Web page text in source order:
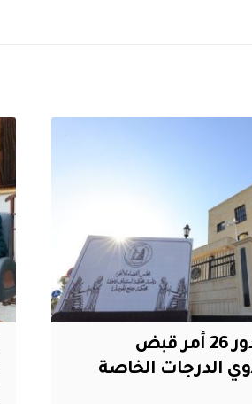
النزاهة تعلن صدور 26 أمر قبض
الدرجات الخاصة